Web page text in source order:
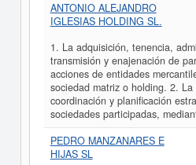
ANTONIO ALEJANDRO
IGLESIAS HOLDING SL.
1. La adquisición, tenencia,
transmisión y enajenación de
acciones de entidades
sociedad matriz o holding. 2.
coordinación y planificación
sociedades participadas,
PEDRO MANZANARES E
HIJAS SL